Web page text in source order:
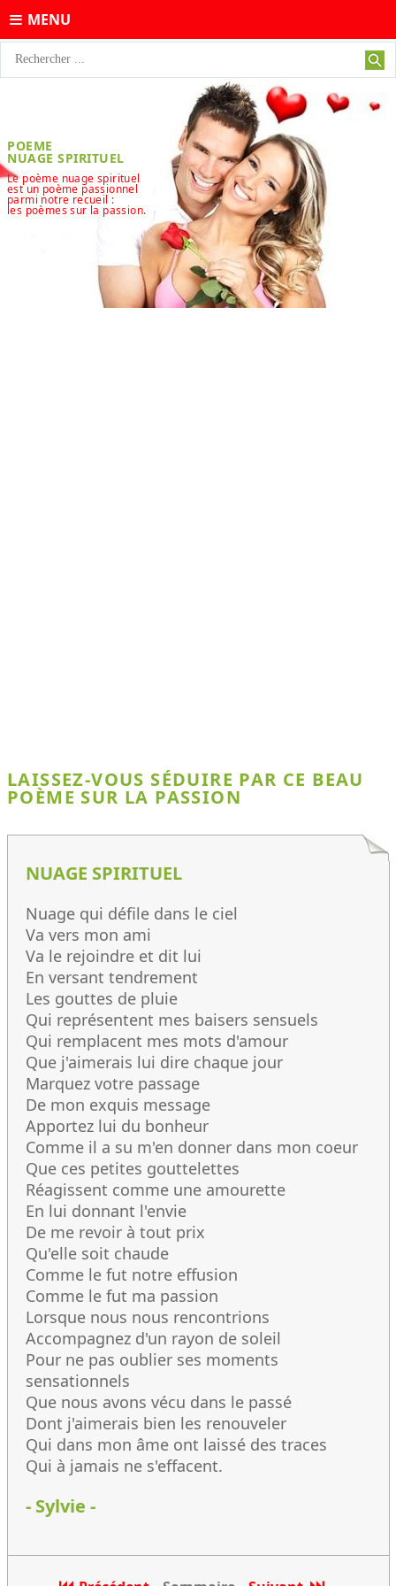
MENU
POEME
NUAGE SPIRITUEL
Le poème nuage spirituel
est un poème passionnel
parmi notre recueil :
les poèmes sur la passion.
LAISSEZ-VOUS SÉDUIRE PAR CE BEAU
POÈME SUR LA PASSION
NUAGE SPIRITUEL
Nuage qui défile dans le ciel
Va vers mon ami
Va le rejoindre et dit lui
En versant tendrement
Les gouttes de pluie
Qui représentent mes baisers sensuels
Qui remplacent mes mots d'amour
Que j'aimerais lui dire chaque jour
Marquez votre passage
De mon exquis message
Apportez lui du bonheur
Comme il a su m'en donner dans mon coeur
Que ces petites gouttelettes
Réagissent comme une amourette
En lui donnant l'envie
De me revoir à tout prix
Qu'elle soit chaude
Comme le fut notre effusion
Comme le fut ma passion
Lorsque nous nous rencontrions
Accompagnez d'un rayon de soleil
Pour ne pas oublier ses moments
sensationnels
Que nous avons vécu dans le passé
Dont j'aimerais bien les renouveler
Qui dans mon âme ont laissé des traces
Qui à jamais ne s'effacent.
- Sylvie -